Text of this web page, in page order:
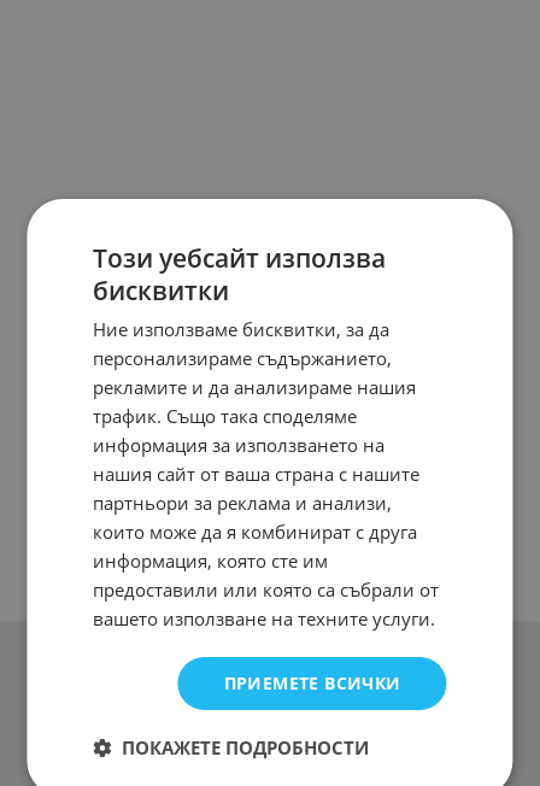
Този уебсайт използва
бисквитки
Ние използваме бисквитки, за да
персонализираме съдържанието,
рекламите и да анализираме нашия
трафик. Също така споделяме
информация за използването на
нашия сайт от ваша страна с нашите
партньори за реклама и анализи,
които може да я комбинират с друга
информация, която сте им
предоставили или която са събрали от
вашето използване на техните услуги.
ПРИЕМЕТЕ ВСИЧКИ
ПОКАЖЕТЕ ПОДРОБНОСТИ